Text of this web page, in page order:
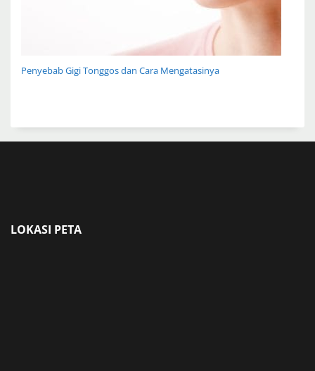
Penyebab Gigi Tonggos dan Cara Mengatasinya
LOKASI PETA